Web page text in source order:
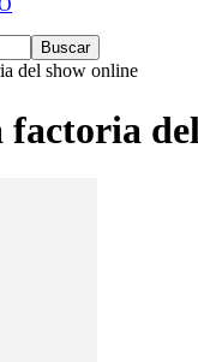
del show online